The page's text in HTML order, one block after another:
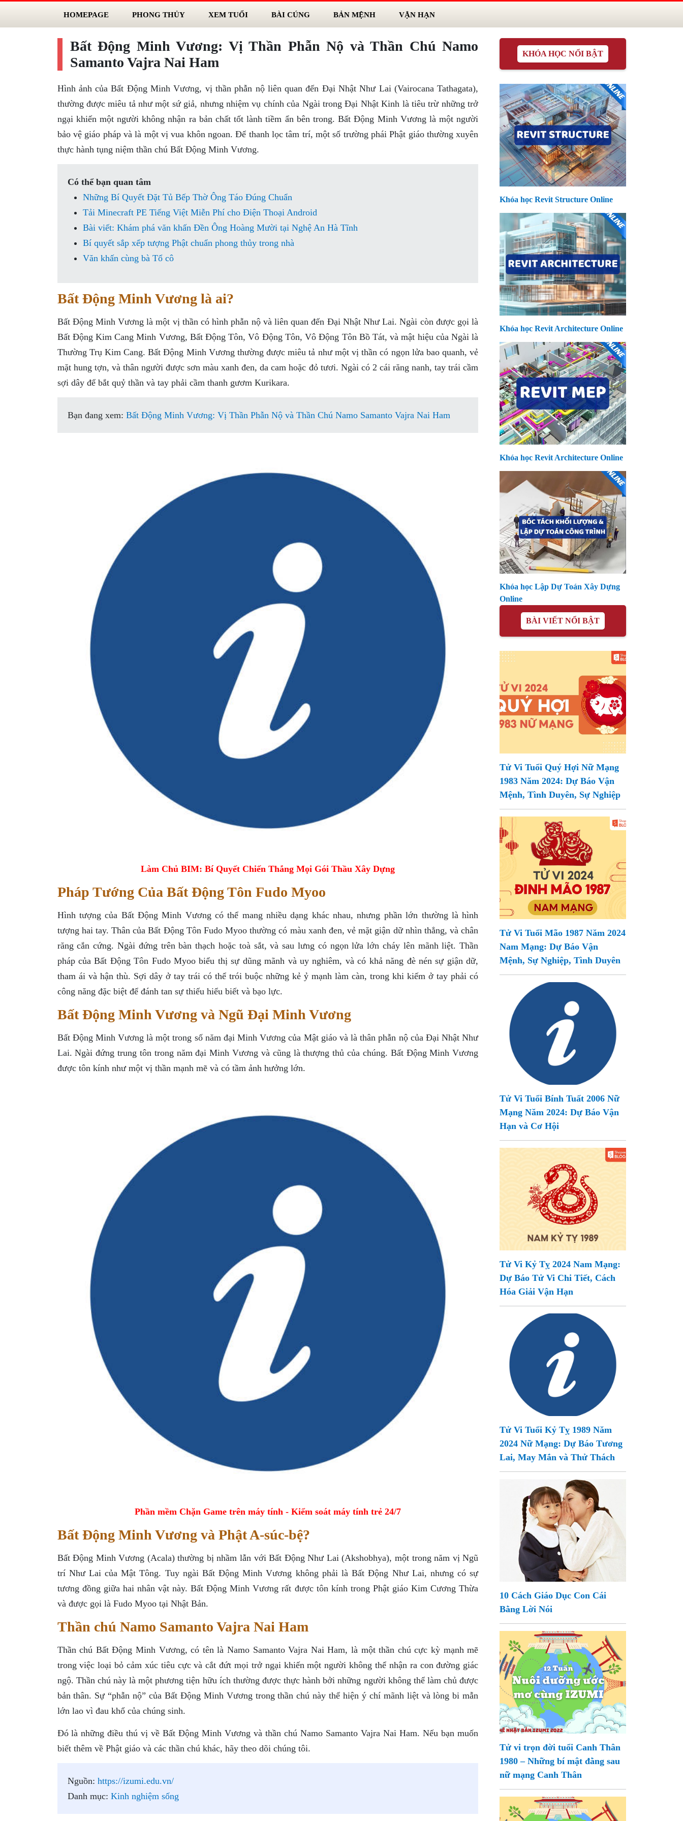
HOMEPAGE PHONG THỦY XEM TUỔI BÀI CÚNG BẢN MỆNH VẬN HẠN
Bất Động Minh Vương: Vị Thần Phẫn Nộ và Thần Chú Namo
Samanto Vajra Nai Ham
Hình ảnh của Bất Động Minh Vương, vị thần phẫn nộ liên quan đến Đại Nhật Như Lai (Vairocana Tathagata),
thường được miêu tả như một sứ giả, nhưng nhiệm vụ chính của Ngài trong Đại Nhật Kinh là tiêu trừ những trở
ngại khiến một người không nhận ra bản chất tốt lành tiềm ẩn bên trong. Bất Động Minh Vương là một người
bảo vệ giáo pháp và là một vị vua khôn ngoan. Để thanh lọc tâm trí, một số trường phái Phật giáo thường xuyên
thực hành tụng niệm thần chú Bất Động Minh Vương.
Có thể bạn quan tâm
Những Bí Quyết Đặt Tủ Bếp Thờ Ông Táo Đúng Chuẩn
Tải Minecraft PE Tiếng Việt Miễn Phí cho Điện Thoại Android
Bài viết: Khám phá văn khấn Đền Ông Hoàng Mười tại Nghệ An Hà Tĩnh
Bí quyết sắp xếp tượng Phật chuẩn phong thủy trong nhà
Văn khấn cùng bà Tổ cô
Bất Động Minh Vương là ai?
Bất Động Minh Vương là một vị thần có hình phẫn nộ và liên quan đến Đại Nhật Như Lai. Ngài còn được gọi là
Bất Động Kim Cang Minh Vương, Bất Động Tôn, Vô Động Tôn, Vô Động Tôn Bồ Tát, và mật hiệu của Ngài là
Thường Trụ Kim Cang. Bất Động Minh Vương thường được miêu tả như một vị thần có ngọn lửa bao quanh, vẻ
mặt hung tợn, và thân người được sơn màu xanh đen, da cam hoặc đỏ tươi. Ngài có 2 cái răng nanh, tay trái cầm
sợi dây để bắt quỷ thần và tay phải cầm thanh gươm Kurikara.
Bạn đang xem: Bất Động Minh Vương: Vị Thần Phẫn Nộ và Thần Chú Namo Samanto Vajra Nai Ham
Làm Chủ BIM: Bí Quyết Chiến Thắng Mọi Gói Thầu Xây Dựng
Pháp Tướng Của Bất Động Tôn Fudo Myoo
Hình tượng của Bất Động Minh Vương có thể mang nhiều dạng khác nhau, nhưng phần lớn thường là hình
tượng hai tay. Thân của Bất Động Tôn Fudo Myoo thường có màu xanh đen, vẻ mặt giận dữ nhìn thẳng, và chân
răng cắn cứng. Ngài đứng trên bàn thạch hoặc toà sắt, và sau lưng có ngọn lửa lớn cháy lên mãnh liệt. Thần
pháp của Bất Động Tôn Fudo Myoo biểu thị sự dũng mãnh và uy nghiêm, và có khả năng đè nén sự giận dữ,
tham ái và hận thù. Sợi dây ở tay trái có thể trói buộc những kẻ ỷ mạnh làm càn, trong khi kiếm ở tay phải có
công năng đặc biệt để đánh tan sự thiếu hiểu biết và bạo lực.
Bất Động Minh Vương và Ngũ Đại Minh Vương
Bất Động Minh Vương là một trong số năm đại Minh Vương của Mật giáo và là thân phẫn nộ của Đại Nhật Như
Lai. Ngài đứng trung tôn trong năm đại Minh Vương và cũng là thượng thủ của chúng. Bất Động Minh Vương
được tôn kính như một vị thần mạnh mẽ và có tầm ảnh hưởng lớn.
Phần mềm Chặn Game trên máy tính - Kiểm soát máy tính trẻ 24/7
Bất Động Minh Vương và Phật A-súc-bệ?
Bất Động Minh Vương (Acala) thường bị nhầm lẫn với Bất Động Như Lai (Akshobhya), một trong năm vị Ngũ
trí Như Lai của Mật Tông. Tuy ngài Bất Động Minh Vương không phải là Bất Động Như Lai, nhưng có sự
tương đồng giữa hai nhân vật này. Bất Động Minh Vương rất được tôn kính trong Phật giáo Kim Cương Thừa
và được gọi là Fudo Myoo tại Nhật Bản.
Thần chú Namo Samanto Vajra Nai Ham
Thần chú Bất Động Minh Vương, có tên là Namo Samanto Vajra Nai Ham, là một thần chú cực kỳ mạnh mẽ
trong việc loại bỏ cảm xúc tiêu cực và cắt đứt mọi trở ngại khiến một người không thể nhận ra con đường giác
ngộ. Thần chú này là một phương tiện hữu ích thường được thực hành bởi những người không thể làm chủ được
bản thân. Sự “phẫn nộ” của Bất Động Minh Vương trong thần chú này thể hiện ý chí mãnh liệt và lòng bi mẫn
lớn lao vì đau khổ của chúng sinh.
Đó là những điều thú vị về Bất Động Minh Vương và thần chú Namo Samanto Vajra Nai Ham. Nếu bạn muốn
biết thêm về Phật giáo và các thần chú khác, hãy theo dõi chúng tôi.
Nguồn: https://izumi.edu.vn/
Danh mục: Kinh nghiệm sống
KHÓA HỌC NỔI BẬT
Khóa học Revit Structure Online
Khóa học Revit Architecture Online
Khóa học Revit Architecture Online
Khóa học Lập Dự Toán Xây Dựng
Online
BÀI VIẾT NỔI BẬT
Tử Vi Tuổi Quý Hợi Nữ Mạng
1983 Năm 2024: Dự Báo Vận
Mệnh, Tình Duyên, Sự Nghiệp
Tử Vi Tuổi Mão 1987 Năm 2024
Nam Mạng: Dự Báo Vận
Mệnh, Sự Nghiệp, Tình Duyên
Tử Vi Tuổi Bính Tuất 2006 Nữ
Mạng Năm 2024: Dự Báo Vận
Hạn và Cơ Hội
Tử Vi Kỷ Tỵ 2024 Nam Mạng:
Dự Báo Tử Vi Chi Tiết, Cách
Hóa Giải Vận Hạn
Tử Vi Tuổi Kỷ Tỵ 1989 Năm
2024 Nữ Mạng: Dự Báo Tương
Lai, May Mắn và Thử Thách
10 Cách Giáo Dục Con Cái
Bằng Lời Nói
Tử vi trọn đời tuổi Canh Thân
1980 – Những bí mật đằng sau
nữ mạng Canh Thân